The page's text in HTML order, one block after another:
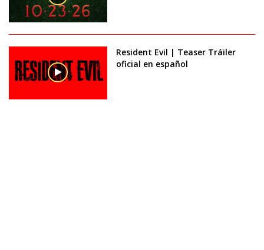
Resident Evil | Teaser Tráiler
oficial en español